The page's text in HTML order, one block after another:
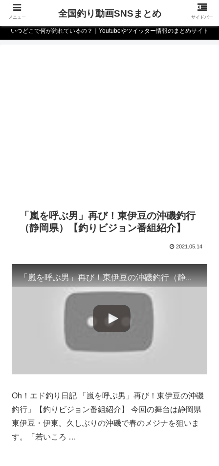
いつどこで何が釣れているの？｜Youtubeやツイッター情報のまとめサイト
「嵐を呼ぶ男」再び！東伊豆の沖磯釣行
（静岡県）【釣りビジョン番組紹介】
2021.05.14
「嵐を呼ぶ男」再び！東伊豆の沖磯釣行（静岡県）【釣りビジョン番組紹介】
Oh！エド釣り日記 「嵐を呼ぶ男」再び！東伊豆の沖磯
釣行」【釣りビジョン番組紹介】 今回の舞台は静岡県
東伊豆・伊東。久しぶりの沖磯で春のメジナを狙いま
す。「若いころ …
メニュー 全国釣り動画SNSまとめ サイドバー